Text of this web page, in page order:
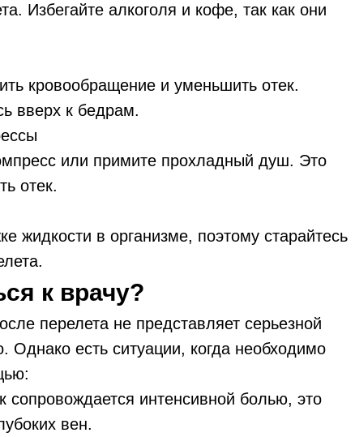
Избегайте алкоголя и кофе, так как они
кровообращение и уменьшить отек.
вверх к бедрам.
или примите прохладный душ. Это
отек.
жидкости в организме, поэтому старайтесь
к врачу?
перелета не представляет серьезной
Однако есть ситуации, когда необходимо
сопровождается интенсивной болью, это
вен.